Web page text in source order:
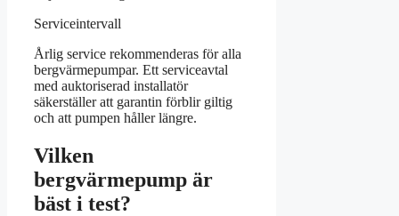
Serviceintervall
Årlig service rekommenderas för alla
bergvärmepumpar. Ett serviceavtal
med auktoriserad installatör
säkerställer att garantin förblir giltig
och att pumpen håller längre.
Vilken
bergvärmepump är
bäst i test?